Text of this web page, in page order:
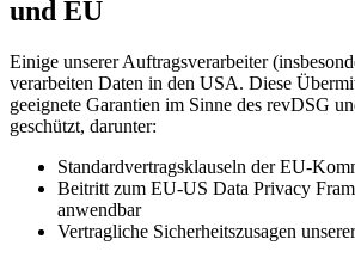
und EU
Einige unserer Auftragsverarbeiter
verarbeiten Daten in den USA. Diese
geeignete Garantien im Sinne des revDSG
geschützt, darunter:
Standardvertragsklauseln der EU-
Beitritt zum EU-US Data Privacy
anwendbar
Vertragliche Sicherheitszusagen